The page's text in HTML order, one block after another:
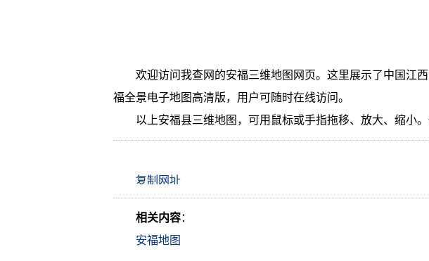
欢迎访问我查网的安福三维地图网页。这里展示了中国江
福全景电子地图高清版，用户可随时在线访问。
以上安福县三维地图，可用鼠标或手指拖移、放大、缩小
相关内容：
安福地图